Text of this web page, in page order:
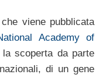
viene pubblicata
Academy of
scoperta da parte
di un gene